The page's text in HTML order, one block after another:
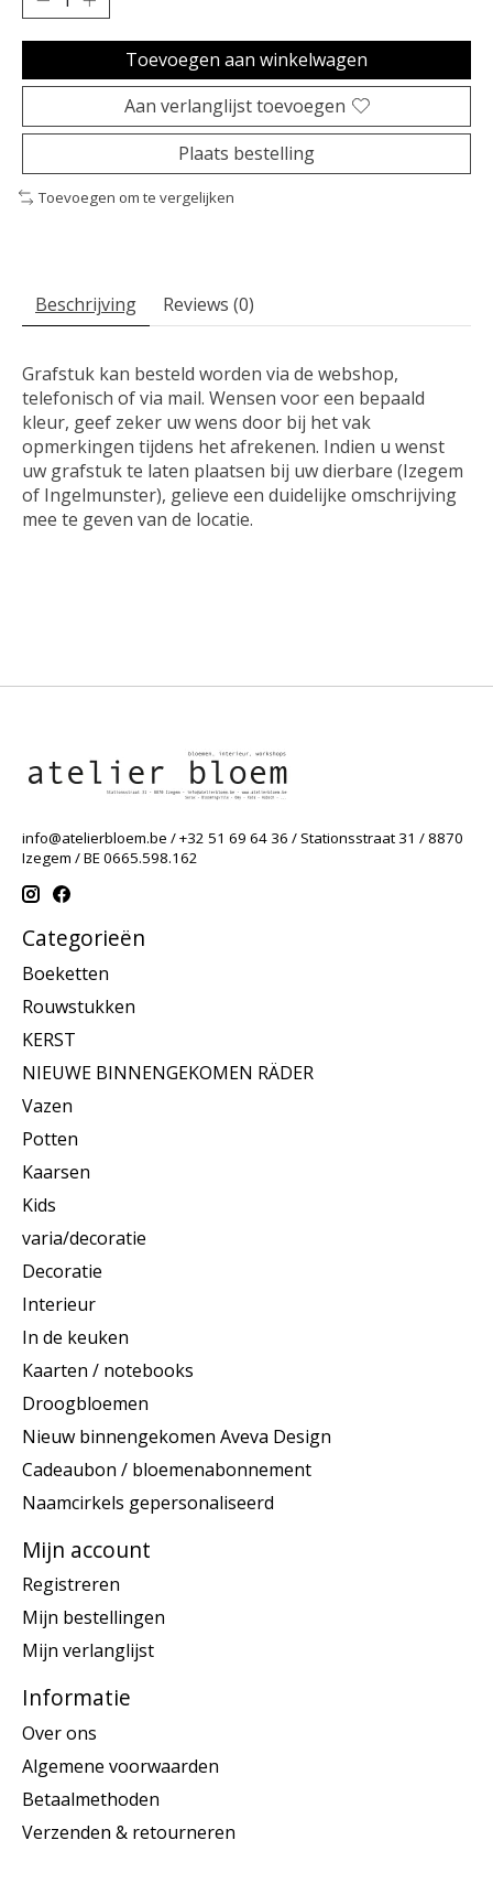
Toevoegen aan winkelwagen
Aan verlanglijst toevoegen
Plaats bestelling
Toevoegen om te vergelijken
Beschrijving Reviews (0)
Grafstuk kan besteld worden via de webshop,
telefonisch of via mail. Wensen voor een bepaald
kleur, geef zeker uw wens door bij het vak
opmerkingen tijdens het afrekenen. Indien u wenst
uw grafstuk te laten plaatsen bij uw dierbare (Izegem
of Ingelmunster), gelieve een duidelijke omschrijving
mee te geven van de locatie.
info@atelierbloem.be / +32 51 69 64 36 / Stationsstraat 31 / 8870
Izegem / BE 0665.598.162
Categorieën
Boeketten
Rouwstukken
KERST
NIEUWE BINNENGEKOMEN RÄDER
Vazen
Potten
Kaarsen
Kids
varia/decoratie
Decoratie
Interieur
In de keuken
Kaarten / notebooks
Droogbloemen
Nieuw binnengekomen Aveva Design
Cadeaubon / bloemenabonnement
Naamcirkels gepersonaliseerd
Mijn account
Registreren
Mijn bestellingen
Mijn verlanglijst
Informatie
Over ons
Algemene voorwaarden
Betaalmethoden
Verzenden & retourneren